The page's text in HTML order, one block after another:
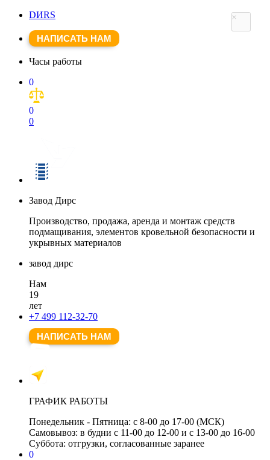
DИRS
НАПИСАТЬ НАМ
Часы работы
0
0
0
Завод Дирс
Производство, продажа, аренда и монтаж средств
подмащивания, элементов кровельной безопасности и
укрывных материалов
завод дирс
Нам
19
лет
+7 499 112-32-70
НАПИСАТЬ НАМ
ГРАФИК РАБОТЫ
Понедельник - Пятница: с 8-00 до 17-00 (МСК)
Самовывоз: в будни с 11-00 до 12-00 и с 13-00 до 16-00
Суббота: отгрузки, согласованные заранее
0
×